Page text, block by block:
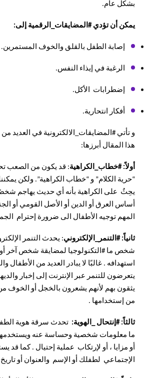
بشكل عام.
يمكن أن تؤدي #المضايقات_الرقمية إلى:
إصابة الطفل بالقلق والخوف المستمرين.
الرغبة في إيذاء النفس.
إضطرابات الأكل.
أفكار انتحارية.
و تأتي #المضايقات_الالكترونية في العديد
هذا المقال أبرزها:
أولاً: #خطاب_الكراهية: قد يكون من الصعب
“حرية الكلام” و “خطاب الكراهية”. ولكن
يحِثُ على الكراهية بأنه أي حديث يهاجم
أساس العرق أو الدين أو الأصل القومي أو
المهم توجيه الأطفال الى ضرورة إحترام
ثانياً: #التنمر_الإلكتروني: يحدث التنمر
شخص ما #التكنولوجيا لمضايقة شخص آخر أو
استهدافه . غالبًا لا يبادر العديد من الأطفال
يتعرضون للتنمر عبر الإنترنت إلى إخبار
يثقون بهم لأنهم يشعرون بالخجل أو الخوف
من إستخدامها .
ثالثاً: #إنتحال _الهوية: تحدث سرقة هوية
ما معلومات شخصية وحساسة عنه
أو مزايا ، أو لإرتكاب عملية إحتيال . كما
الإجتماعي لطفلك أو الإسم والعنوان أو تاريخ